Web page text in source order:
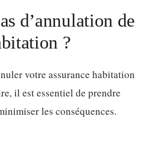
d’annulation de
?
votre assurance habitation
il est essentiel de prendre
les conséquences.